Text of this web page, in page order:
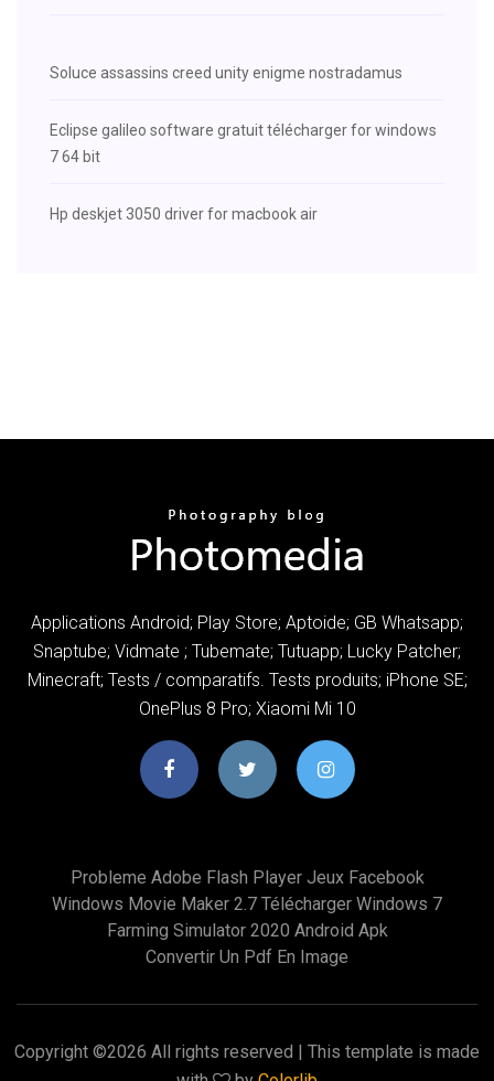
Soluce assassins creed unity enigme nostradamus
Eclipse galileo software gratuit télécharger for windows
7 64 bit
Hp deskjet 3050 driver for macbook air
Applications Android; Play Store; Aptoide; GB Whatsapp;
Snaptube; Vidmate ; Tubemate; Tutuapp; Lucky Patcher;
Minecraft; Tests / comparatifs. Tests produits; iPhone SE;
OnePlus 8 Pro; Xiaomi Mi 10
Probleme Adobe Flash Player Jeux Facebook
Windows Movie Maker 2.7 Télécharger Windows 7
Farming Simulator 2020 Android Apk
Convertir Un Pdf En Image
Copyright ©2026 All rights reserved | This template is made